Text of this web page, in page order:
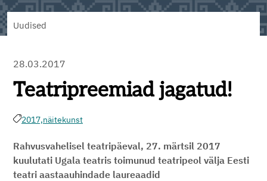
Uudised
28.03.2017
Teatripreemiad jagatud!
2017,näitekunst
Rahvusvahelisel teatripäeval, 27. märtsil 2017
kuulutati Ugala teatris toimunud teatripeol välja Eesti
teatri aastaauhindade laureaadid